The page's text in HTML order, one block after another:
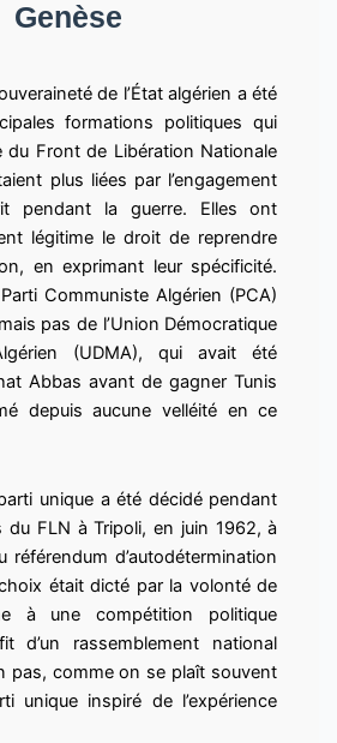
Genèse
de l’État algérien a été
formations politiques qui
du Front de Libération Nationale
plus liées par l’engagement
pendant la guerre. Elles ont
légitime le droit de reprendre
en exprimant leur spécificité.
Communiste Algérien (PCA)
pas de l’Union Démocratique
(UDMA), qui avait été
Abbas avant de gagner Tunis
depuis aucune velléité en ce
unique a été décidé pendant
du FLN à Tripoli, en juin 1962, à
référendum d’autodétermination
était dicté par la volonté de
à une compétition politique
d’un rassemblement national
pas, comme on se plaît souvent
unique inspiré de l’expérience